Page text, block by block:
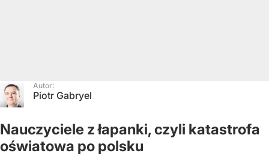
Autor:
Piotr Gabryel
Nauczyciele z łapanki, czyli katastrofa
oświatowa po polsku